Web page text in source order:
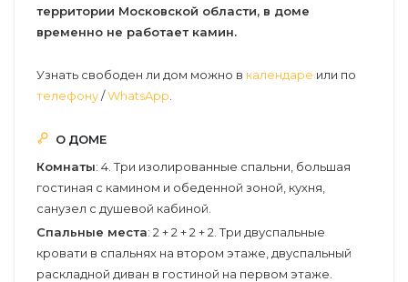
территории Московской области, в доме
временно не работает камин.
Узнать свободен ли дом можно в календаре или по
телефону/WhatsApp
О ДОМЕ
Комнаты: 4. Три изолированные спальни, большая
гостиная с камином и обеденной зоной, кухня,
санузел с душевой кабиной.
Спальные места: 2 + 2 + 2 + 2. Три двуспальные
кровати в спальнях на втором этаже, двуспальный
раскладной диван в гостиной на первом этаже.